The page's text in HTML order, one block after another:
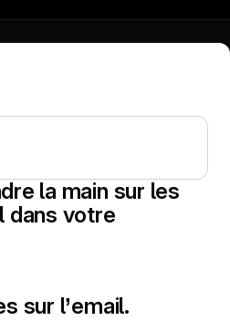
la main sur les
dans votre
sur l’email.